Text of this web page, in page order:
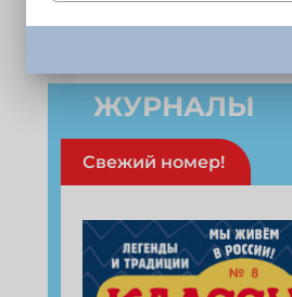
ЖУРНАЛЫ
Свежий номер!
Получи электронный
Укажите имя
Укажите Ваш Email